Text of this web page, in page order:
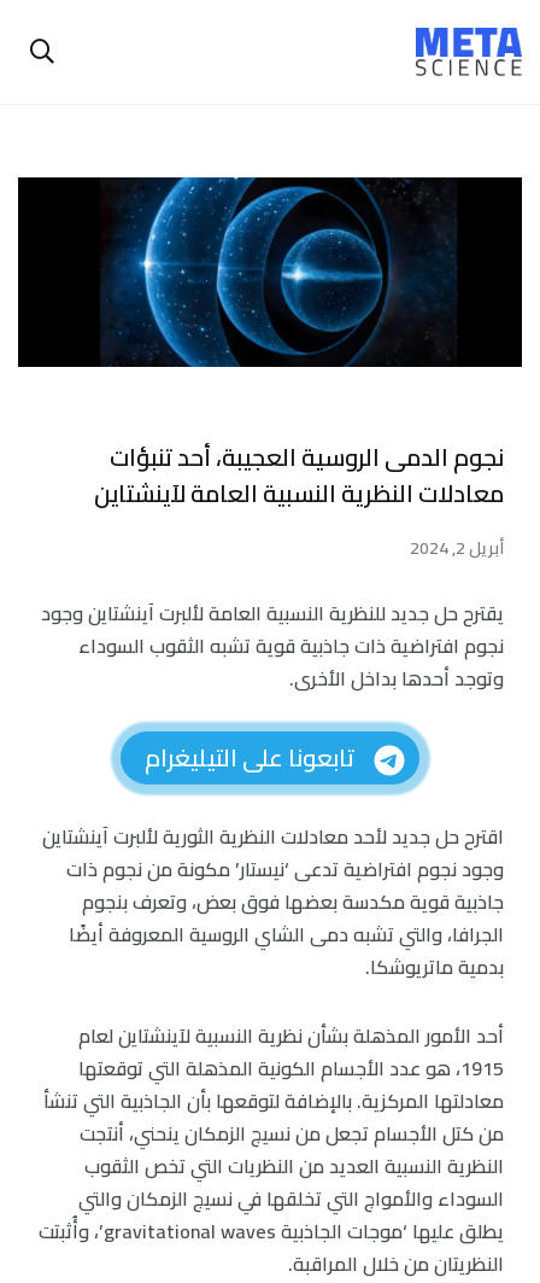
نجوم الدمى الروسية العجيبة، أحد تنبؤات
معادلات النظرية النسبية العامة لآينشتاين
أبريل 2, 2024
يقترح حل جديد للنظرية النسبية العامة لألبرت آينشتاين وجود
نجوم افتراضية ذات جاذبية قوية تشبه الثقوب السوداء
وتوجد أحدها بداخل الأخرى.
تابعونا على التيليغرام
اقترح حل جديد لأحد معادلات النظرية الثورية لألبرت آينشتاين
وجود نجوم افتراضية تدعى ‘نيستار’ مكونة من نجوم ذات
جاذبية قوية مكدسة بعضها فوق بعض، وتعرف بنجوم
الجرافا، والتي تشبه دمى الشاي الروسية المعروفة أيضًا
بدمية ماتريوشكا.
أحد الأمور المذهلة بشأن نظرية النسبية لآينشتاين لعام
1915، هو عدد الأجسام الكونية المذهلة التي توقعتها
معادلتها المركزية. بالإضافة لتوقعها بأن الجاذبية التي تنشأ
من كتل الأجسام تجعل من نسيج الزمكان ينحني، أنتجت
النظرية النسبية العديد من النظريات التي تخص الثقوب
السوداء والأمواج التي تخلقها في نسيج الزمكان والتي
يطلق عليها ‘موجات الجاذبية gravitational waves’، وأُثبتت
النظريتان من خلال المراقبة.